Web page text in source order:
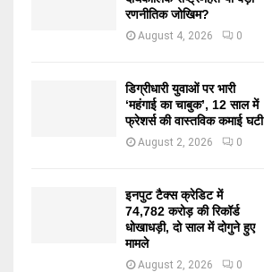
रणनीतिक जोखिम?
August 4, 2026 0
डिग्रीधारी युवाओं पर भारी
‘महंगाई का चाबुक’, 12 साल में
फ्रेशर्स की वास्तविक कमाई घटी
August 2, 2026 0
इनपुट टैक्स क्रेडिट में
74,782 करोड़ की रिकॉर्ड
धोखाधड़ी, दो साल में दोगुने हुए
मामले
August 2, 2026 0